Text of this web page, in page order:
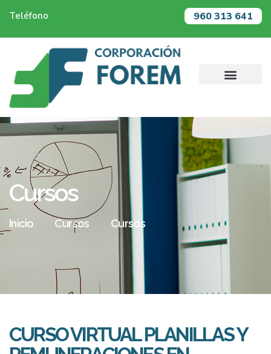
Teléfono 960 313 641
Cursos
Inicio Cursos Cursos
CURSO VIRTUAL PLANILLAS Y